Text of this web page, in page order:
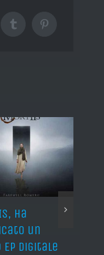
TumblrPinterest
ha
un
EP digitale